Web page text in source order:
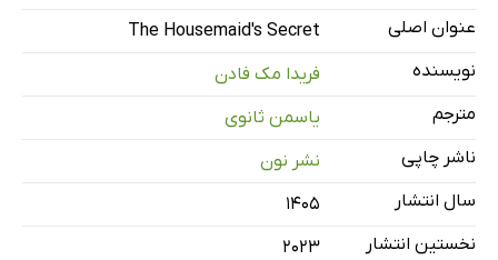
عنوان اصلی
The Housemaid's Secret
نویسنده
فریدا مک فادن
مترجم
یاسمن ثانوی
ناشر چاپی
نشر نون
سال انتشار
۱۴۰۵
نخستین انتشار
2023